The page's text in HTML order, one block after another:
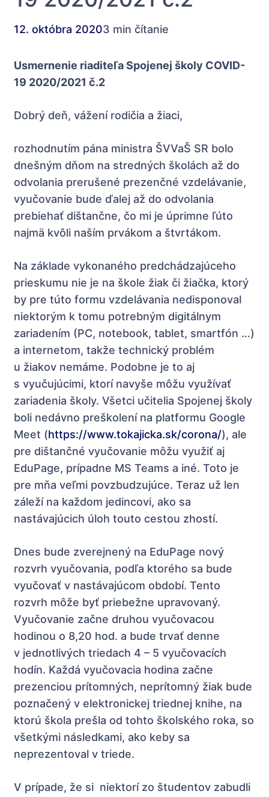
12. októbra 20203 min čítanie
Usmernenie riaditeľa Spojenej školy COVID-
19 2020/2021 č.2
Dobrý deň, vážení rodičia a žiaci,
rozhodnutím pána ministra ŠVVaŠ SR bolo
dnešným dňom na stredných školách až do
odvolania prerušené prezenčné vzdelávanie,
vyučovanie bude ďalej až do odvolania
prebiehať dištančne, čo mi je úprimne ľúto
najmä kvôli naším prvákom a štvrtákom.
Na základe vykonaného predchádzajúceho
prieskumu nie je na škole žiak či žiačka, ktorý
by pre túto formu vzdelávania nedisponoval
niektorým k tomu potrebným digitálnym
zariadením (PC, notebook, tablet, smartfón …)
a internetom, takže technický problém
u žiakov nemáme. Podobne je to aj
s vyučujúcimi, ktorí navyše môžu využívať
zariadenia školy. Všetci učitelia Spojenej školy
boli nedávno preškolení na platformu Google
Meet (https://www.tokajicka.sk/corona/), ale
pre dištančné vyučovanie môžu využiť aj
EduPage, prípadne MS Teams a iné. Toto je
pre mňa veľmi povzbudzujúce. Teraz už len
záleží na každom jedincovi, ako sa
nastávajúcich úloh touto cestou zhostí.
Dnes bude zverejnený na EduPage nový
rozvrh vyučovania, podľa ktorého sa bude
vyučovať v nastávajúcom období. Tento
rozvrh môže byť priebežne upravovaný.
Vyučovanie začne druhou vyučovacou
hodinou o 8,20 hod. a bude trvať denne
v jednotlivých triedach 4 – 5 vyučovacích
hodín. Každá vyučovacia hodina začne
prezenciou prítomných, neprítomný žiak bude
poznačený v elektronickej triednej knihe, na
ktorú škola prešla od tohto školského roka, so
všetkými následkami, ako keby sa
neprezentoval v triede.
V prípade, že si niektorí zo študentov zabudli